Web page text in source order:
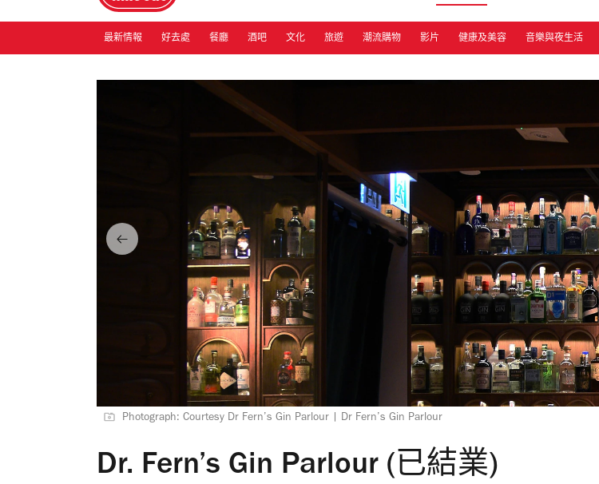
最新情報 好去處 餐廳 酒吧 文化 旅遊 潮流購物 影片 健康及美容 音樂與夜生活
Photograph: Courtesy Dr Fern’s Gin Parlour | Dr Fern’s Gin Parlour
Dr. Fern’s Gin Parlour (已結業)